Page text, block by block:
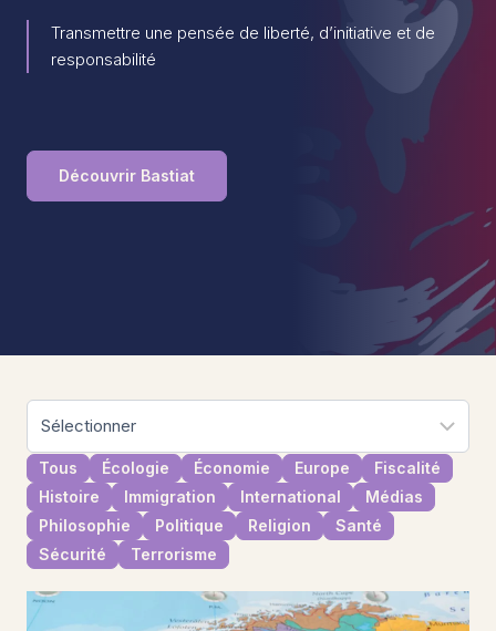
Transmettre une pensée de liberté, d’initiative et de
responsabilité
Découvrir Bastiat
Tous Écologie Économie Europe
Fiscalité
Histoire
Immigration International
Médias
Philosophie
Politique Religion
Santé
Sécurité
Terrorisme